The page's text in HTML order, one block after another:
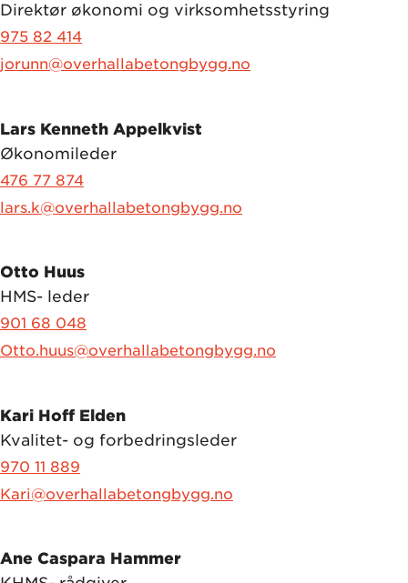
Direktør økonomi og virksomhetsstyring
975 82 414
jorunn@overhallabetongbygg.no
Lars Kenneth Appelkvist
Økonomileder
476 77 874
lars.k@overhallabetongbygg.no
Otto Huus
HMS- leder
901 68 048
Otto.huus@overhallabetongbygg.no
Kari Hoff Elden
Kvalitet- og forbedringsleder
970 11 889
Kari@overhallabetongbygg.no
Ane Caspara Hammer